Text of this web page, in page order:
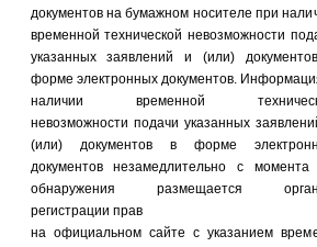
документов на бумажном носителе при
временной технической невозможности
указанных заявлений и (или)
форме электронных документов.
наличии временной
невозможности подачи указанных
(или) документов в форме
документов незамедлительно с момента
обнаружения размещается
регистрации прав
на официальном сайте с указанием